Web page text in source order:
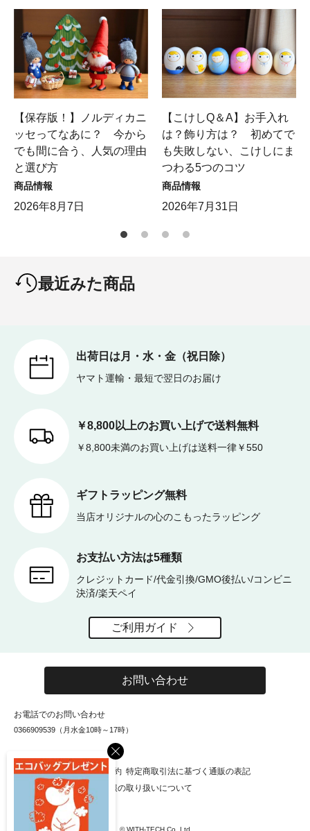
×
【保存版！】ノルディカニ
ッセってなあに？ 今から
でも間に合う、人気の理由
と選び方
商品情報
2026年8月7日
【こけしQ＆A】お手入れ
は？飾り方は？ 初めてで
も失敗しない、こけしにま
つわる5つのコツ
商品情報
2026年7月31日
最近みた商品
出荷日は月・水・金（祝日除）
ヤマト運輸・最短で翌日のお届け
￥8,800以上のお買い上げで送料無料
￥8,800未満のお買い上げは送料一律￥550
ギフトラッピング無料
当店オリジナルの心のこもったラッピング
お支払い方法は5種類
クレジットカード/代金引換/GMO後払い/コンビニ
決済/楽天ペイ
ご利用ガイド
お問い合わせ
お電話でのお問い合わせ
0366909539（月水金10時～17時）
お知らせ 会社概要 利用規約 特定商取引法に基づく通販の表記
個人情報保護方針 個人情報の取り扱いについて
© WITH-TECH Co.,Ltd